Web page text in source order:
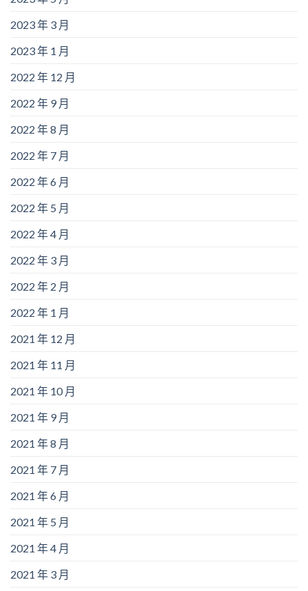
2023 年 3 月
2023 年 1 月
2022 年 12 月
2022 年 9 月
2022 年 8 月
2022 年 7 月
2022 年 6 月
2022 年 5 月
2022 年 4 月
2022 年 3 月
2022 年 2 月
2022 年 1 月
2021 年 12 月
2021 年 11 月
2021 年 10 月
2021 年 9 月
2021 年 8 月
2021 年 7 月
2021 年 6 月
2021 年 5 月
2021 年 4 月
2021 年 3 月